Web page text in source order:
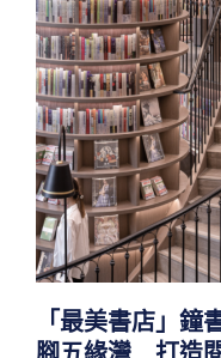
「最美書店」